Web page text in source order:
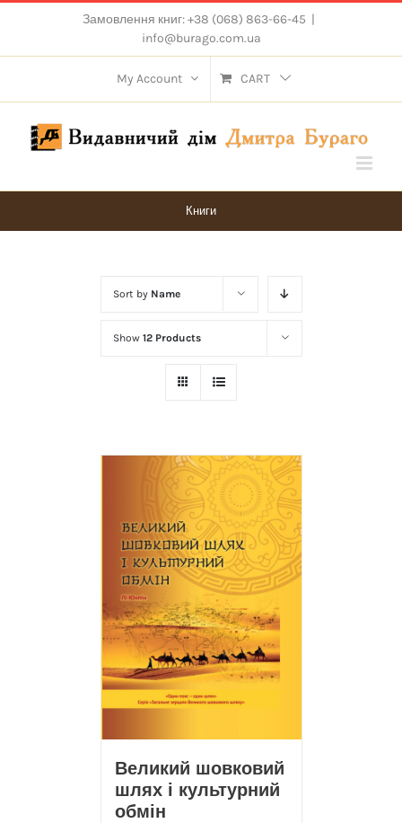
content
Замовлення книг: +38 (068) 863-66-45 |
info@burago.com.ua
My Account CART
Книги
Sort by Name
Show 12 Products
Великий шовковий
шлях і культурний
обмін